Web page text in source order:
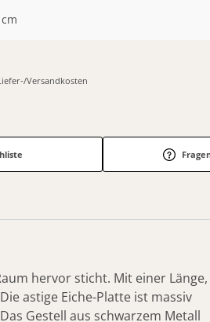
Versandkosten
hervor sticht. Mit einer Länge,
astige Eiche-Platte ist massiv
Gestell aus schwarzem Metall